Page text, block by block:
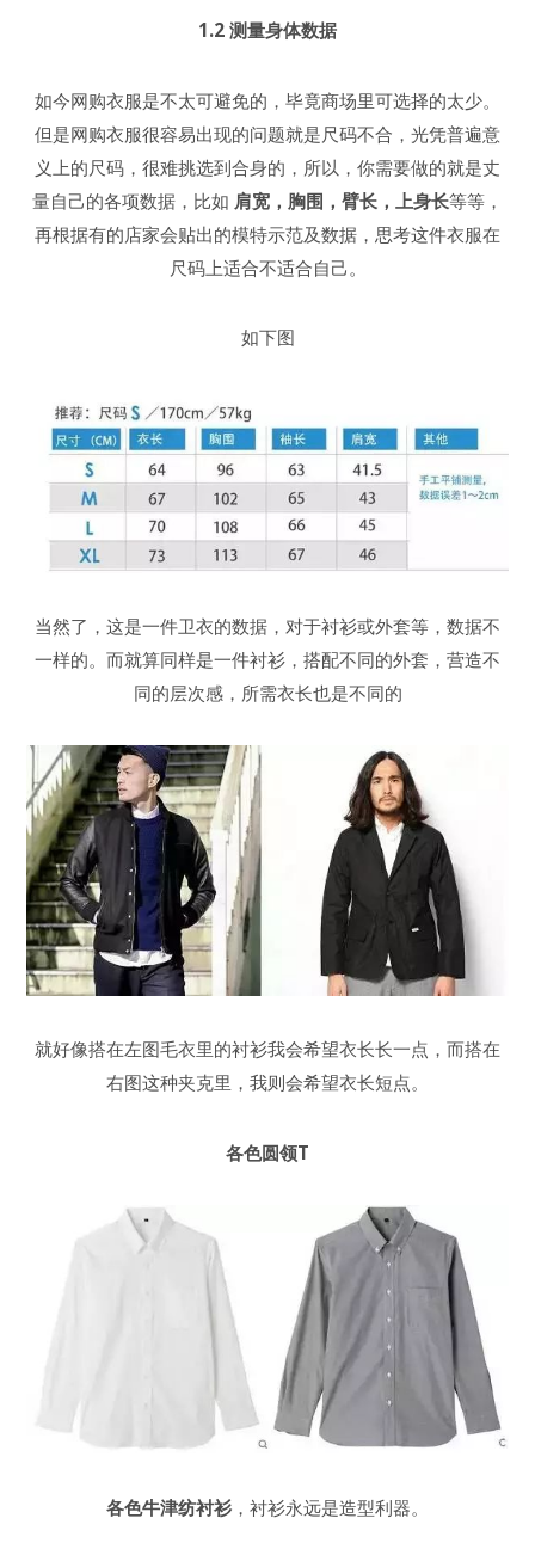
1.2 测量身体数据
如今网购衣服是不太可避免的，毕竟商场里可选择的太少。
但是网购衣服很容易出现的问题就是尺码不合，光凭普遍意
义上的尺码，很难挑选到合身的，所以，你需要做的就是丈
量自己的各项数据，比如 肩宽，胸围，臂长，上身长等等，
再根据有的店家会贴出的模特示范及数据，思考这件衣服在
尺码上适合不适合自己。
如下图
当然了，这是一件卫衣的数据，对于衬衫或外套等，数据不
一样的。而就算同样是一件衬衫，搭配不同的外套，营造不
同的层次感，所需衣长也是不同的
就好像搭在左图毛衣里的衬衫我会希望衣长长一点，而搭在
右图这种夹克里，我则会希望衣长短点。
各色圆领T
各色牛津纺衬衫 ，衬衫永远是造型利器。